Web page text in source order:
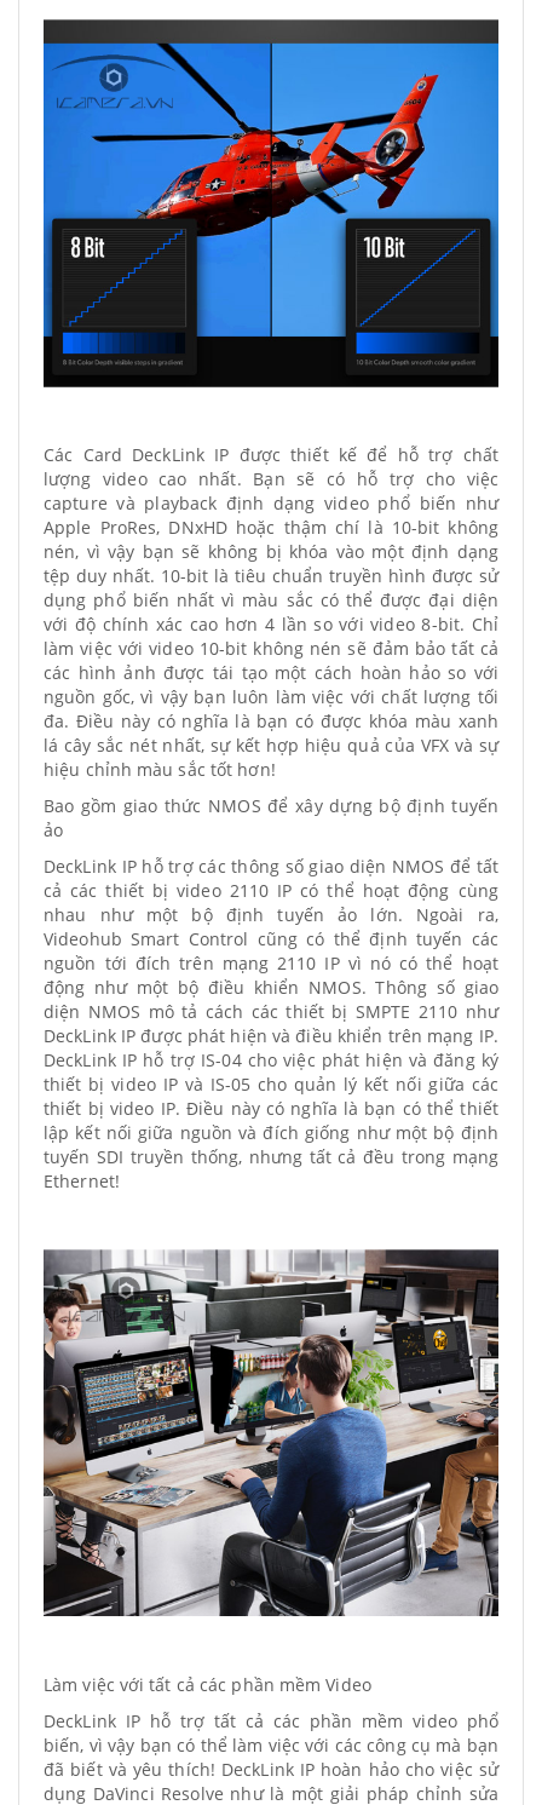
Các Card DeckLink IP được thiết kế để hỗ trợ chất
lượng video cao nhất. Bạn sẽ có hỗ trợ cho việc
capture và playback định dạng video phổ biến như
Apple ProRes, DNxHD hoặc thậm chí là 10-bit không
nén, vì vậy bạn sẽ không bị khóa vào một định dạng
tệp duy nhất. 10-bit là tiêu chuẩn truyền hình được sử
dụng phổ biến nhất vì màu sắc có thể được đại diện
với độ chính xác cao hơn 4 lần so với video 8-bit. Chỉ
làm việc với video 10-bit không nén sẽ đảm bảo tất cả
các hình ảnh được tái tạo một cách hoàn hảo so với
nguồn gốc, vì vậy bạn luôn làm việc với chất lượng tối
đa. Điều này có nghĩa là bạn có được khóa màu xanh
lá cây sắc nét nhất, sự kết hợp hiệu quả của VFX và sự
hiệu chỉnh màu sắc tốt hơn!
Bao gồm giao thức NMOS để xây dựng bộ định tuyến
ảo
DeckLink IP hỗ trợ các thông số giao diện NMOS để tất
cả các thiết bị video 2110 IP có thể hoạt động cùng
nhau như một bộ định tuyến ảo lớn. Ngoài ra,
Videohub Smart Control cũng có thể định tuyến các
nguồn tới đích trên mạng 2110 IP vì nó có thể hoạt
động như một bộ điều khiển NMOS. Thông số giao
diện NMOS mô tả cách các thiết bị SMPTE 2110 như
DeckLink IP được phát hiện và điều khiển trên mạng IP.
DeckLink IP hỗ trợ IS-04 cho việc phát hiện và đăng ký
thiết bị video IP và IS-05 cho quản lý kết nối giữa các
thiết bị video IP. Điều này có nghĩa là bạn có thể thiết
lập kết nối giữa nguồn và đích giống như một bộ định
tuyến SDI truyền thống, nhưng tất cả đều trong mạng
Ethernet!
Làm việc với tất cả các phần mềm Video
DeckLink IP hỗ trợ tất cả các phần mềm video phổ
biến, vì vậy bạn có thể làm việc với các công cụ mà bạn
đã biết và yêu thích! DeckLink IP hoàn hảo cho việc sử
dụng DaVinci Resolve như là một giải pháp chỉnh sửa